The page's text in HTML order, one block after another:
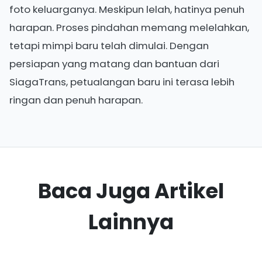
foto keluarganya. Meskipun lelah, hatinya penuh
harapan. Proses pindahan memang melelahkan,
tetapi mimpi baru telah dimulai. Dengan
persiapan yang matang dan bantuan dari
SiagaTrans, petualangan baru ini terasa lebih
ringan dan penuh harapan.
Baca Juga Artikel
Lainnya